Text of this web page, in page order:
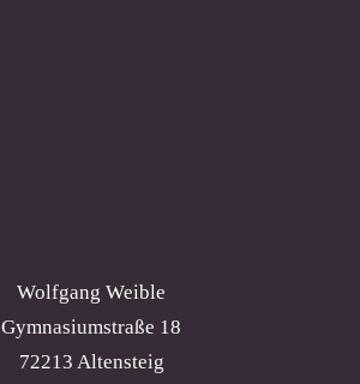
Wolfgang Weible
Gymnasiumstraße 18
72213 Altensteig